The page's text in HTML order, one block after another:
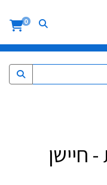
0
חיישן